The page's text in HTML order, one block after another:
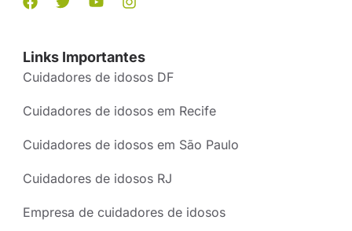
Links Importantes
Cuidadores de idosos DF
Cuidadores de idosos em Recife
Cuidadores de idosos em São Paulo
Cuidadores de idosos RJ
Empresa de cuidadores de idosos